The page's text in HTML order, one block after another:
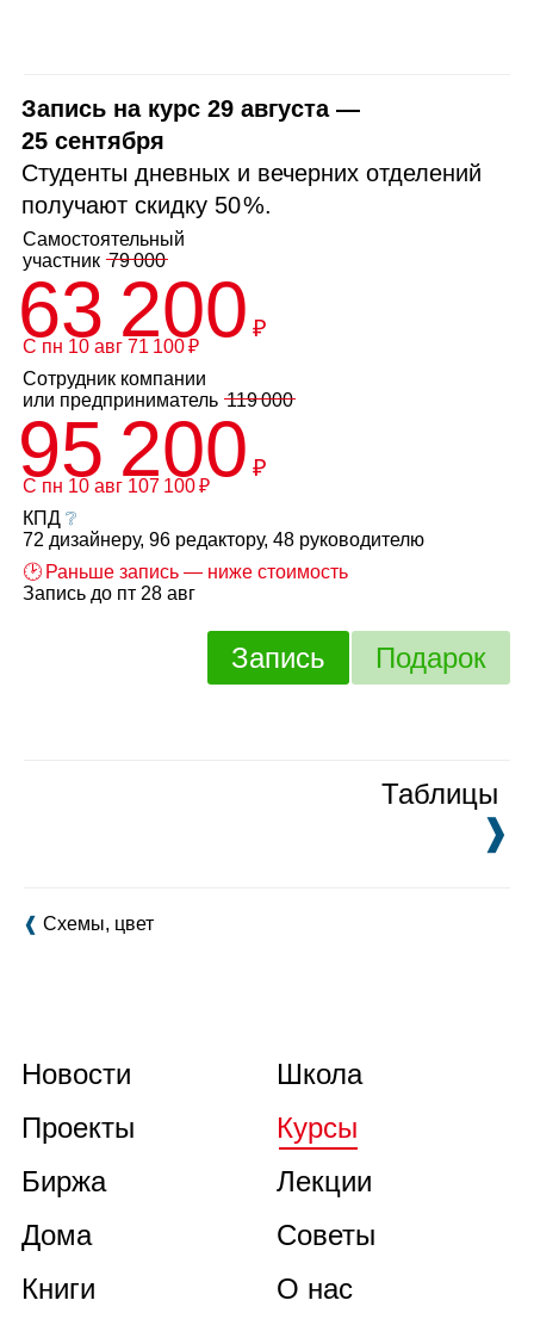
Запись на курс 29 августа —
25 сентября
Студенты дневных и вечерних отделений
получают скидку 50 %.
Самостоятельный
участник79 000
63 200 ₽
С пн 10 авг 71 100 ₽
Сотрудник компании
или предприниматель119 000
95 200 ₽
С пн 10 авг 107 100 ₽
КПД❔
72 дизайнеру, 96 редактору, 48 руководителю
🕑 Раньше запись — ниже стоимость
Запись до пт 28 авг
Запись Подарок
❰ Схемы, цвет
Таблицы
❱
Новости
Проекты
Биржа
Дома
Книги
Школа
Курсы
Лекции
Советы
О нас